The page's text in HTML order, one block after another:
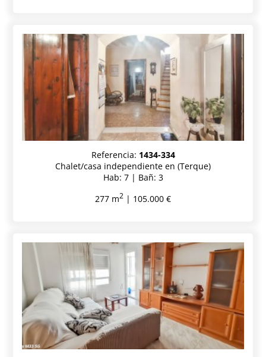
Referencia: 1434-334
Chalet/casa independiente en (Terque)
Hab: 7 | Bañ: 3
277 m2 | 105.000 €